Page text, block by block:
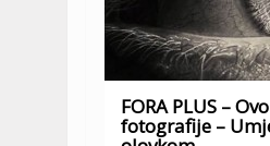
FORA PLUS –
fotografije –